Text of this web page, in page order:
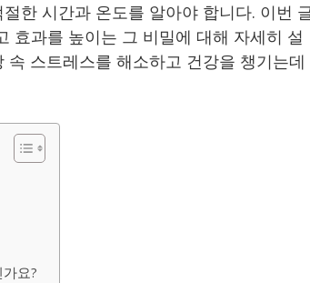
한 시간과 온도를 알아야 합니다. 이번
효과를 높이는 그 비밀에 대해 자세히 설
스트레스를 해소하고 건강을 챙기는데
요?